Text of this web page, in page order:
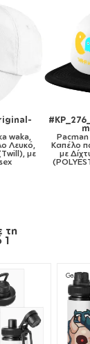
waka waka,
330ml
τη
1
Gaming